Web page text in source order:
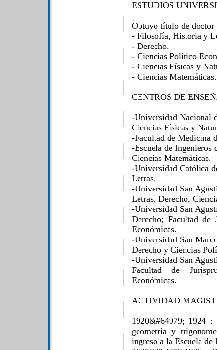
ESTUDIOS
Obtuvo título de doctor
- Filosofía, Historia y
- Derecho.
- Ciencias Político
- Ciencias Físicas y
- Ciencias Matemáticas.
CENTROS DE
-Universidad Nacional
Ciencias Físicas y
-Facultad de Medicina
-Escuela de Ingenieros
Ciencias Matemáticas.
-Universidad Católica
Letras.
-Universidad San
Letras, Derecho,
-Universidad San
Derecho; Facultad de
Económicas.
-Universidad San
Derecho y Ciencias
-Universidad San
Facultad de
Económicas.
ACTIVIDAD
1920&#64979; 1924
geometría y
ingreso a la Escuela